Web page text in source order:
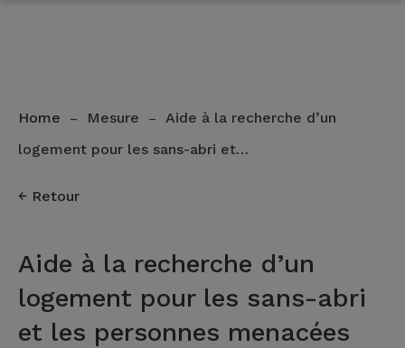
Home – Mesure –
Aide à la recherche d’un
logement pour les sans-abri et…
Retour
Aide à la recherche d’un
logement pour les sans-abri
et les personnes menacées